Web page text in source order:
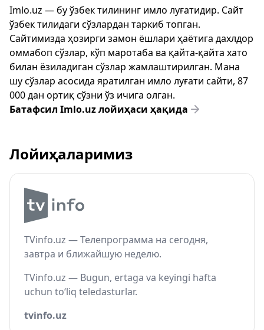
Imlo.uz — бу ўзбек тилининг имло луғатидир. Сайт
ўзбек тилидаги сўзлардан таркиб топган.
Сайтимизда ҳозирги замон ёшлари ҳаётига дахлдор
оммабоп сўзлар, кўп маротаба ва қайта-қайта хато
билан ёзиладиган сўзлар жамлаштирилган. Мана
шу сўзлар асосида яратилган имло луғати сайти, 87
000 дан ортиқ сўзни ўз ичига олган.
Батафсил Imlo.uz лойиҳаси ҳақида
Лойиҳаларимиз
TVinfo.uz — Телепрограмма на сегодня,
завтра и ближайшую неделю.
TVinfo.uz — Bugun, ertaga va keyingi hafta
uchun to‘liq teledasturlar.
tvinfo.uz